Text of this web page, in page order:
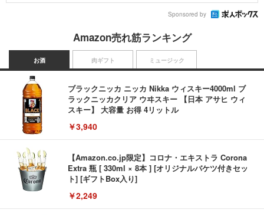
Sponsored by
Amazon売れ筋ランキング
お酒
ブラックニッカ ニッカ Nikka ウィスキー4000ml ブ
ラックニッカクリア ウヰスキー 【日本 アサヒ ウィ
スキー】 大容量 お得 4リットル
￥3,940
【Amazon.co.jp限定】コロナ・エキストラ Corona
Extra 瓶 [ 330ml × 8本 ] [オリジナルバケツ付きセッ
ト] [ギフトBox入り]
￥2,249
肉ギフト ミュージック